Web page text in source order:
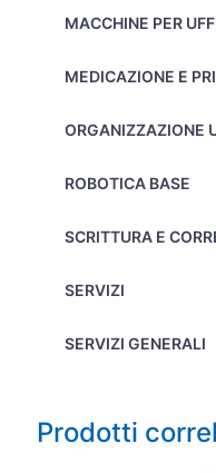
MACCHINE PER
MEDICAZIONE E
ORGANIZZAZIONE
ROBOTICA BASE
SCRITTURA E
SERVIZI
SERVIZI GENERALI
Prodotti